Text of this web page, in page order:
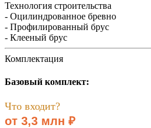
Технология строительства
- Оцилиндрованное бревно
- Профилированный брус
- Клееный брус
Комплектация
Базовый комплект:
Что входит?
от 3,3 млн ₽